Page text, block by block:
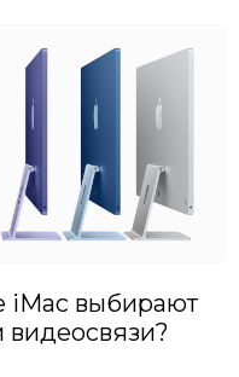
iMac выбирают
видеосвязи?